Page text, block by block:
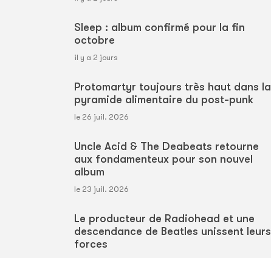
Sleep : album confirmé pour la fin
octobre
il y a 2 jours
Protomartyr toujours très haut dans la
pyramide alimentaire du post-punk
le 26 juil. 2026
Uncle Acid & The Deabeats retourne
aux fondamenteux pour son nouvel
album
le 23 juil. 2026
Le producteur de Radiohead et une
descendance de Beatles unissent leurs
forces